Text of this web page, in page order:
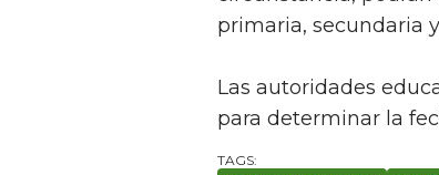
primaria, secundaria
Las autoridades
para determinar la